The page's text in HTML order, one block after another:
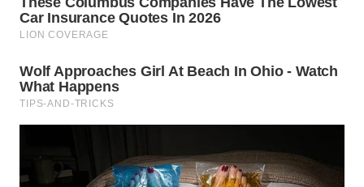
Muitas galáxias que compõem o aglomerado ACO
3627 estão avançando lentamente para colisões
iminentes. Os cientistas monitoram essas trajetórias
de aproximação progressiva enquanto buscam
valiosasrespostas do universo
comportamento dinâmico e ofuturodas interações
Esses encontros celestes de grande escala